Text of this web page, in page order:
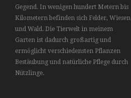
Gegend. In wenigen hundert Metern bis
Kilometern befinden sich Felder, Wiesen
und Wald. Die Tierwelt in meinem
Garten ist dadurch großartig und
ermöglicht verschiedensten Pflanzen
Bestäubung und natürliche Pflege durch
Nützlinge.